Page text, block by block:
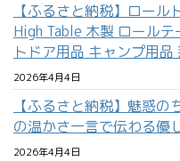
【ふるさと納税】ロー
High Table 木製 ロール
トドア用品 キャンプ用
2026年4月4日
【ふるさと納税】魅惑
の温かさ一言で伝わる優
2026年4月4日